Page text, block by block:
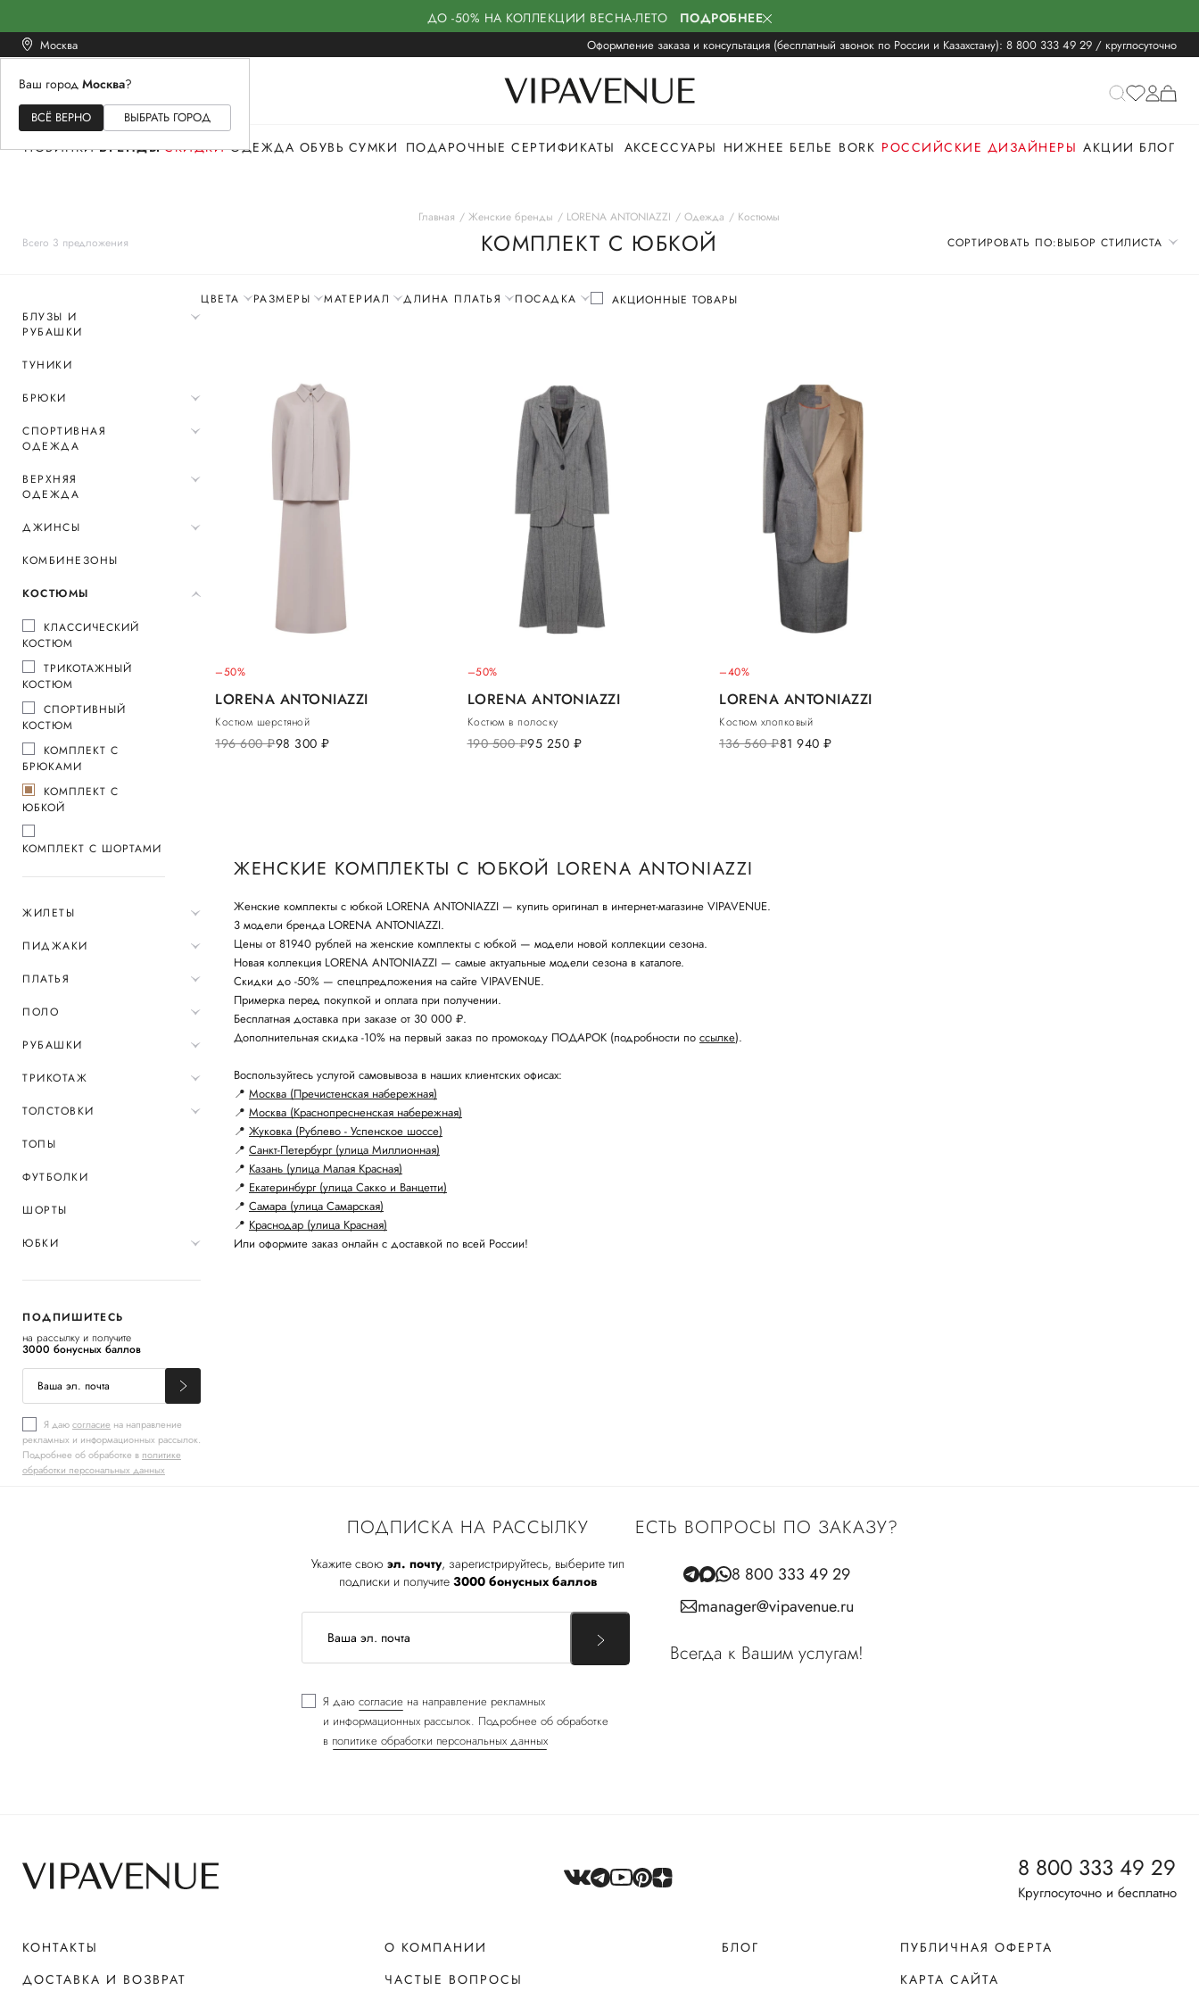
ДО -50% НА КОЛЛЕКЦИИ ВЕСНА-ЛЕТО ПОДРОБНЕЕ
Москва Оформление заказа и консультация (бесплатный звонок по России и Казахстану): 8 800 333 49 29 / круглосуточно
Ваш город Москва?
ВСЁ ВЕРНО ВЫБРАТЬ ГОРОД
ЖЕНСКОЕМУЖСКОЕ
НОВИНКИ БРЕНДЫ СКИДКИ ОДЕЖДА ОБУВЬ СУМКИ ПОДАРОЧНЫЕ СЕРТИФИКАТЫ АКСЕССУАРЫ НИЖНЕЕ БЕЛЬЕ BORK РОССИЙСКИЕ ДИЗАЙНЕРЫ АКЦИИ БЛОГ
Всего 3 предложения
Главная Женские бренды LORENA ANTONIAZZI Одежда Костюмы
КОМПЛЕКТ С ЮБКОЙ СОРТИРОВАТЬ ПО:ВЫБОР СТИЛИСТА
БЛУЗЫ И
РУБАШКИ
ТУНИКИ
БРЮКИ
СПОРТИВНАЯ
ОДЕЖДА
ВЕРХНЯЯ
ОДЕЖДА
ДЖИНСЫ
КОМБИНЕЗОНЫ
КОСТЮМЫ
КЛАССИЧЕСКИЙ
КОСТЮМ
ТРИКОТАЖНЫЙ
КОСТЮМ
СПОРТИВНЫЙ
КОСТЮМ
КОМПЛЕКТ С
БРЮКАМИ
КОМПЛЕКТ С
ЮБКОЙ
КОМПЛЕКТ С ШОРТАМИ
ЖИЛЕТЫ
ПИДЖАКИ
ПЛАТЬЯ
ПОЛО
РУБАШКИ
ТРИКОТАЖ
ТОЛСТОВКИ
ТОПЫ
ФУТБОЛКИ
ШОРТЫ
ЮБКИ
ПОДПИШИТЕСЬ
на рассылку и получите
3000 бонусных баллов
Я даюсогласие на направление
рекламных и информационных рассылок.
Подробнее об обработке в политике
обработки персональных данных
ЦВЕТА РАЗМЕРЫ МАТЕРИАЛ ДЛИНА ПЛАТЬЯ ПОСАДКА АКЦИОННЫЕ ТОВАРЫ
–50%
LORENA ANTONIAZZI
Костюм шерстяной
196 600руб.98 300 руб.
–50%
LORENA ANTONIAZZI
Костюм в полоску
190 500руб.95 250 руб.
–40%
LORENA ANTONIAZZI
Костюм хлопковый
136 560руб.81 940 руб.
ЖЕНСКИЕ КОМПЛЕКТЫ С ЮБКОЙ LORENA ANTONIAZZI
Женские комплекты с юбкой LORENA ANTONIAZZI — купить оригинал в интернет-магазине VIPAVENUE.
3 модели бренда LORENA ANTONIAZZI.
Цены от 81940 рублей на женские комплекты с юбкой — модели новой коллекции сезона.
Новая коллекция LORENA ANTONIAZZI — самые актуальные модели сезона в каталоге.
Скидки до -50% — спецпредложения на сайте VIPAVENUE.
Примерка перед покупкой и оплата при получении.
Бесплатная доставка при заказе от 30 000 ₽.
Дополнительная скидка -10% на первый заказ по промокоду ПОДАРОК (подробности по ссылке).
Воспользуйтесь услугой самовывоза в наших клиентских офисах:
📍 Москва (Пречистенская набережная)
📍 Москва (Краснопресненская набережная)
📍 Жуковка (Рублево - Успенское шоссе)
📍 Санкт-Петербург (улица Миллионная)
📍 Казань (улица Малая Красная)
📍 Екатеринбург (улица Сакко и Ванцетти)
📍 Самара (улица Самарская)
📍 Краснодар (улица Красная)
Или оформите заказ онлайн с доставкой по всей России!
ПОДПИСКА НА РАССЫЛКУ
Укажите свою эл. почту, зарегистрируйтесь, выберите тип
подписки и получите 3000 бонусных баллов
Я даю согласие на направление рекламных
и информационных рассылок. Подробнее об обработке
в политике обработки персональных данных
ЕСТЬ ВОПРОСЫ ПО ЗАКАЗУ?
8 800 333 49 29
manager@vipavenue.ru
Всегда к Вашим услугам!
8 800 333 49 29
Круглосуточно и бесплатно
КОНТАКТЫ
ДОСТАВКА И ВОЗВРАТ
О КОМПАНИИ
ЧАСТЫЕ ВОПРОСЫ
БЛОГ
ПУБЛИЧНАЯ ОФЕРТА
КАРТА САЙТА